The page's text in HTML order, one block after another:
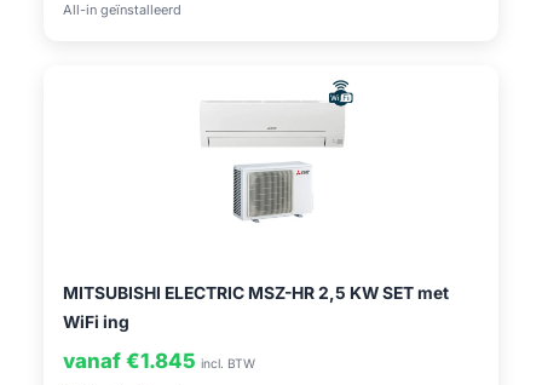
All-in geïnstalleerd
MITSUBISHI ELECTRIC MSZ-HR 2,5 KW SET met
WiFi ing
vanaf €1.845 incl. BTW